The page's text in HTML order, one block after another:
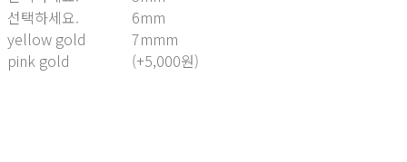
선택하세요.
yellow gold
pink gold
6mm
7mmm
(+5,000원)